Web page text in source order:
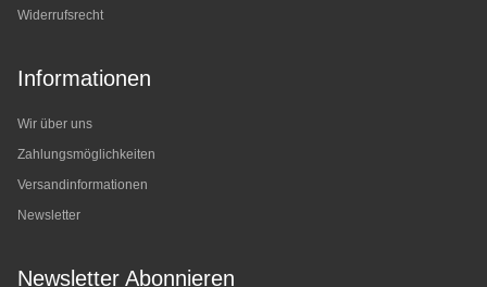
Widerrufsrecht
Informationen
Wir über uns
Zahlungsmöglichkeiten
Versandinformationen
Newsletter
Newsletter Abonnieren